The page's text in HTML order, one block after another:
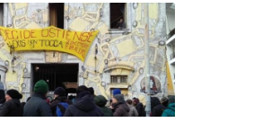
MANIFESTI
MUSICA
RECENSIONI